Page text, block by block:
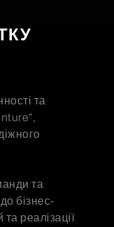
та
та
бізнес-
реалізації